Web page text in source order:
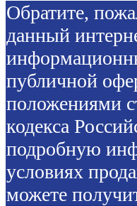
Обратите,
данный
публичной
положениями
кодекса
подробную
условиях
можете